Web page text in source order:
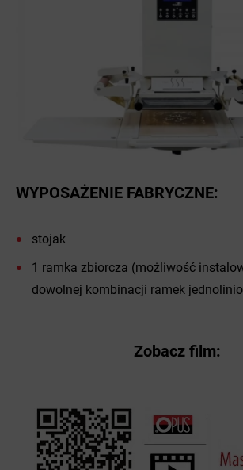
WYPOSAŻENIE FABRYCZNE:
stojak
1 ramka zbiorcza (możliwość
dowolnej kombinacji ramek
Zobacz film: